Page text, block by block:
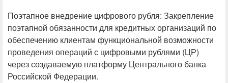
Поэтапное внедрение цифрового рубля: Закрепление
поэтапной обязанности для кредитных организаций по
обеспечению клиентам функциональной возможности
проведения операций с цифровыми рублями (ЦР)
через создаваемую платформу Центрального банка
Российской Федерации.